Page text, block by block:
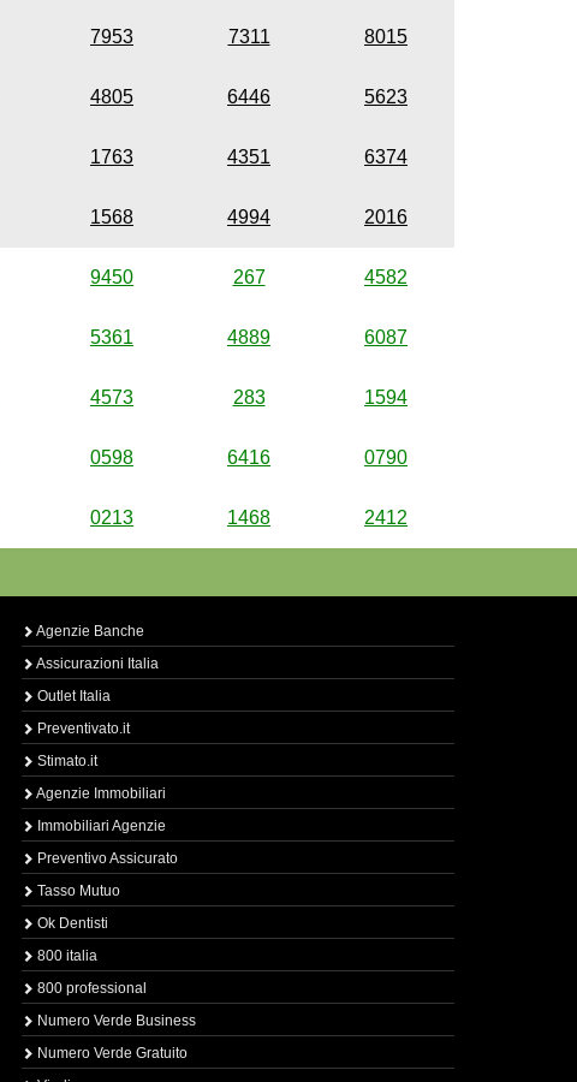
7953 7311 8015
4805 6446 5623
1763 4351 6374
1568 4994 2016
9450 267 4582
5361 4889 6087
4573 283 1594
0598 6416 0790
0213 1468 2412
Agenzie Banche
Assicurazioni Italia
Outlet Italia
Preventivato.it
Stimato.it
Agenzie Immobiliari
Immobiliari Agenzie
Preventivo Assicurato
Tasso Mutuo
Ok Dentisti
800 italia
800 professional
Numero Verde Business
Numero Verde Gratuito